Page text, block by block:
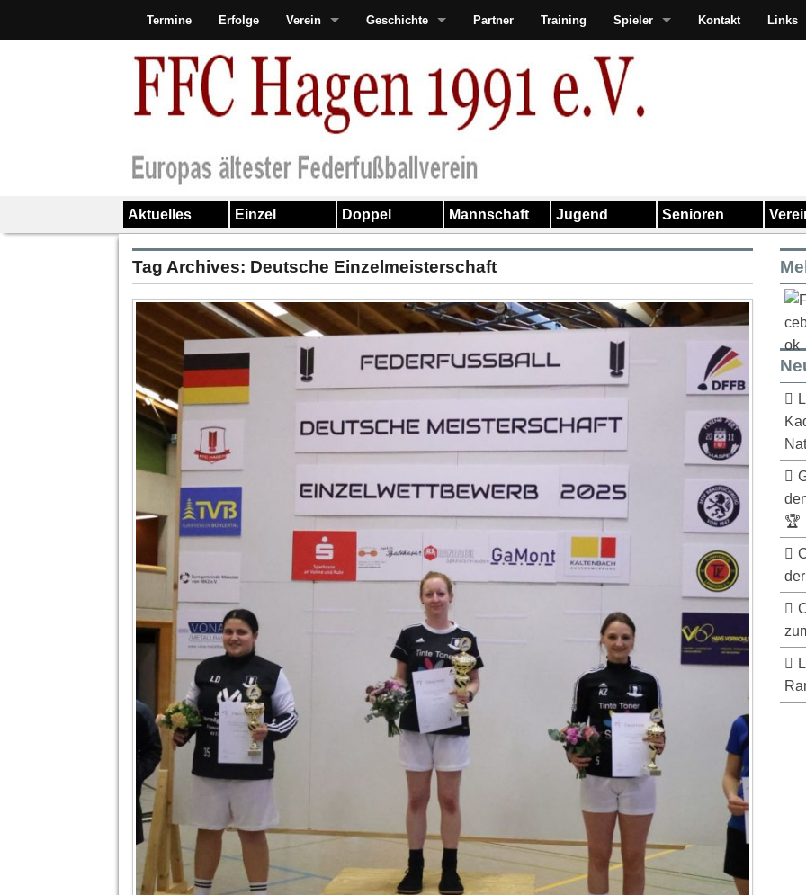
Termine Erfolge Verein Geschichte Partner Training Spieler Kontakt Links
Aktuelles Einzel Doppel Mannschaft Jugend Senioren
Tag Archives: Deutsche Einzelmeisterschaft
🏆